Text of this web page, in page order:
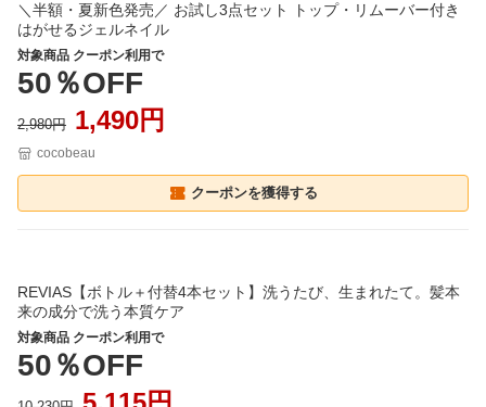
＼半額・夏新色発売／ お試し3点セット トップ・リムーバー付き
はがせるジェルネイル
対象商品 クーポン利用で
50％OFF
2,980円 1,490円
cocobeau
クーポンを獲得する
REVIAS【ボトル＋付替4本セット】洗うたび、生まれたて。髪本
来の成分で洗う本質ケア
対象商品 クーポン利用で
50％OFF